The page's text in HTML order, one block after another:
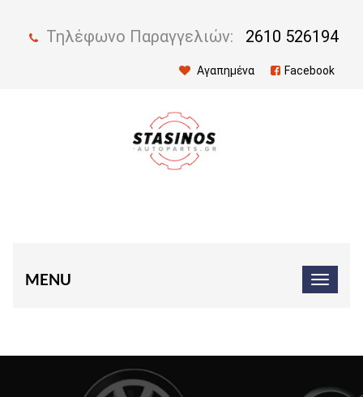
Τηλέφωνο Παραγγελιών: 2610 526194
Αγαπημένα Facebook
MENU